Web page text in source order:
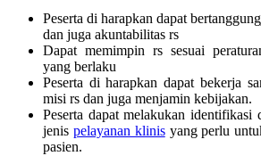
Peserta di harapkan dapat
dan juga akuntabilitas rs
Dapat memimpin rs sesuai
yang berlaku
Peserta di harapkan dapat bekerja
misi rs dan juga menjamin kebijakan.
Peserta dapat melakukan identifikasi
jenis pelayanan klinisyang perlu
pasien.